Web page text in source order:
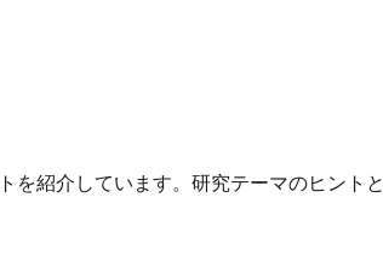
を紹介しています。研究テーマのヒントと